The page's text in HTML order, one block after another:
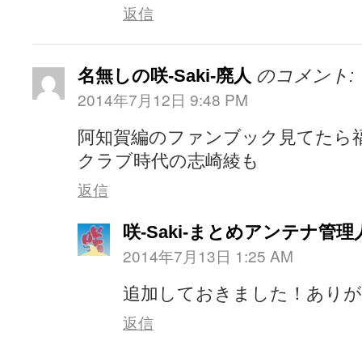
返信
名無しの咲-Saki-廃人 のコメント:
2014年7月12日 9:48 PM
阿知賀編のファンブック見てたら
クラブ時代の志崎綾も
返信
咲-Saki-まとめアンテナ管理
2014年7月13日 1:25 AM
追加しておきました！あり
返信